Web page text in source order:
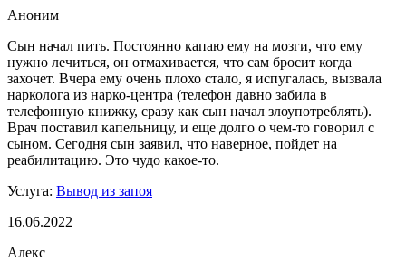
Аноним
Сын начал пить. Постоянно капаю ему на мозги, что ему
нужно лечиться, он отмахивается, что сам бросит когда
захочет. Вчера ему очень плохо стало, я испугалась, вызвала
нарколога из нарко-центра (телефон давно забила в
телефонную книжку, сразу как сын начал злоупотреблять).
Врач поставил капельницу, и еще долго о чем-то говорил с
сыном. Сегодня сын заявил, что наверное, пойдет на
реабилитацию. Это чудо какое-то.
Услуга: Вывод из запоя
16.06.2022
Алекс